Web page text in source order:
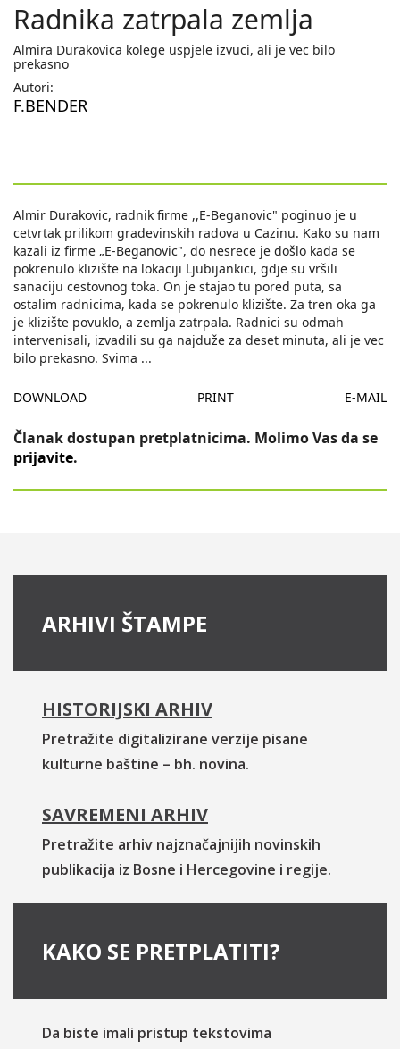
Radnika zatrpala zemlja
Almira Durakovica kolege uspjele izvuci, ali je vec bilo
prekasno
Autori:
F.BENDER
Almir Durakovic, radnik firme ,,E-Beganovic" poginuo je u
cetvrtak prilikom gradevinskih radova u Cazinu. Kako su nam
kazali iz firme „E-Beganovic", do nesrece je došlo kada se
pokrenulo klizište na lokaciji Ljubijankici, gdje su vršili
sanaciju cestovnog toka. On je stajao tu pored puta, sa
ostalim radnicima, kada se pokrenulo klizište. Za tren oka ga
je klizište povuklo, a zemlja zatrpala. Radnici su odmah
intervenisali, izvadili su ga najduže za deset minuta, ali je vec
bilo prekasno. Svima ...
DOWNLOAD PRINT E-MAIL
Članak dostupan pretplatnicima. Molimo Vas da se
prijavite.
ARHIVI ŠTAMPE
HISTORIJSKI ARHIV
Pretražite digitalizirane verzije pisane
kulturne baštine – bh. novina.
SAVREMENI ARHIV
Pretražite arhiv najznačajnijih novinskih
publikacija iz Bosne i Hercegovine i regije.
KAKO SE PRETPLATITI?
Da biste imali pristup tekstovima